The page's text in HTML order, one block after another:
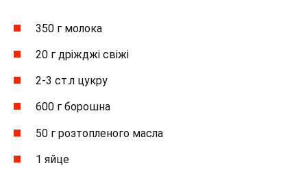
350 г молока
20 г дріжджі свіжі
2-3 ст.л цукру
600 г борошна
50 г розтопленого масла
1 яйце